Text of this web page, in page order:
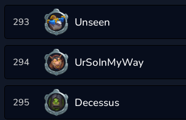
293 Unseen
294 UrSoInMyWay
295 Decessus